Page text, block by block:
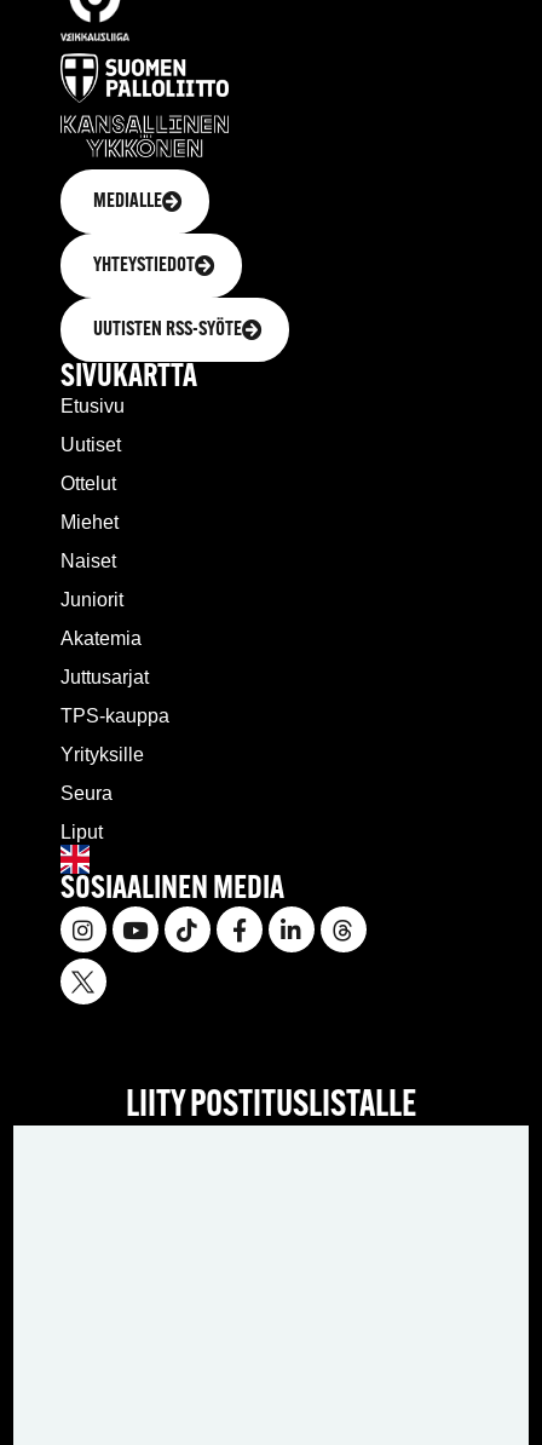
MEDIALLE
YHTEYSTIEDOT
UUTISTEN RSS-SYÖTE
SIVUKARTTA
Etusivu
Uutiset
Ottelut
Miehet
Naiset
Juniorit
Akatemia
Juttusarjat
TPS-kauppa
Yrityksille
Seura
Liput
SOSIAALINEN MEDIA
LIITY POSTITUSLISTALLE